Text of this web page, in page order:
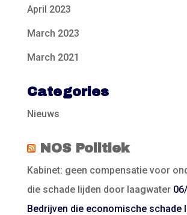
April 2023
March 2023
March 2021
Categories
Nieuws
NOS Politiek
Kabinet: geen compensatie voor
die schade lijden door laagwater
Bedrijven die economische schade